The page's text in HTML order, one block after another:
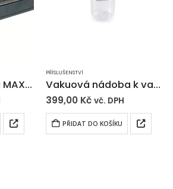
Vakuová balička MAXXO VM COMPACT
PŘÍSLUŠENSTVÍ
Vakuová nádoba k vakuovačce – DOMO
399,00 Kč vč. DPH
PŘIDAT DO KOŠÍKU